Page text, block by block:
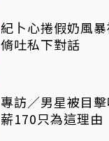
紀卜心捲假奶風
脩吐私下對話
專訪／男星被目擊啤
薪170只為這理由